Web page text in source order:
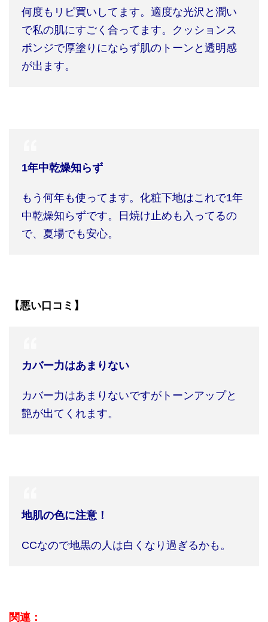
何度もリピ買いしてます。適度な光沢と潤い
で私の肌にすごく合ってます。クッションス
ポンジで厚塗りにならず肌のトーンと透明感
が出ます。
1年中乾燥知らず
もう何年も使ってます。化粧下地はこれで1年
中乾燥知らずです。日焼け止めも入ってるの
で、夏場でも安心。
【悪い口コミ】
カバー力はあまりない
カバー力はあまりないですがトーンアップと
艶が出てくれます。
地肌の色に注意！
CCなので地黒の人は白くなり過ぎるかも。
関連：